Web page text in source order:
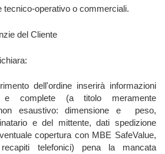
tecnico-operativo o commerciali.
del Cliente
dell'ordine inserirà informazioni
e complete (a titolo meramente
esaustivo: dimensione e peso,
e del mittente, dati spedizione
copertura con MBE SafeValue,
telefonici) pena la mancata